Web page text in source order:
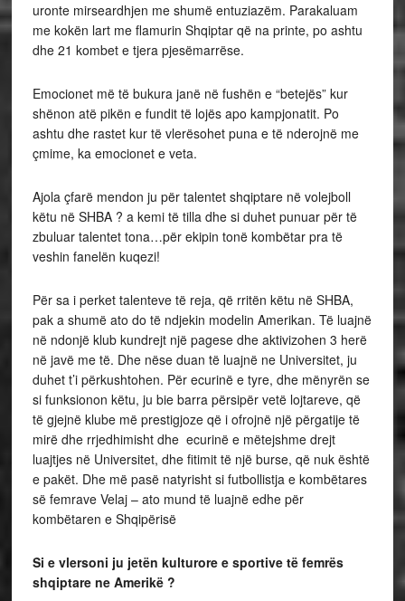
uronte mirseardhjen me shumë entuziazëm. Parakaluam
me kokën lart me flamurin Shqiptar që na printe, po ashtu
dhe 21 kombet e tjera pjesëmarrëse.
Emocionet më të bukura janë në fushën e “betejës” kur
shënon atë pikën e fundit të lojës apo kampjonatit. Po
ashtu dhe rastet kur të vlerësohet puna e të nderojnë me
çmime, ka emocionet e veta.
Ajola çfarë mendon ju për talentet shqiptare në volejboll
këtu në SHBA ? a kemi të tilla dhe si duhet punuar për të
zbuluar talentet tona…për ekipin tonë kombëtar pra të
veshin fanelën kuqezi!
Për sa i perket talenteve të reja, që rritën këtu në SHBA,
pak a shumë ato do të ndjekin modelin Amerikan. Të luajnë
në ndonjë klub kundrejt një pagese dhe aktivizohen 3 herë
në javë me të. Dhe nëse duan të luajnë ne Universitet, ju
duhet t’i përkushtohen. Për ecurinë e tyre, dhe mënyrën se
si funksionon këtu, ju bie barra përsipër vetë lojtareve, që
të gjejnë klube më prestigjoze që i ofrojnë një përgatije të
mirë dhe rrjedhimisht dhe ecurinë e mëtejshme drejt
luajtjes në Universitet, dhe fitimit të një burse, që nuk është
e pakët. Dhe më pasë natyrisht si futbollistja e kombëtares
së femrave Velaj – ato mund të luajnë edhe për
kombëtaren e Shqipërisë
Si e vlersoni ju jetën kulturore e sportive të femrës
shqiptare ne Amerikë ?